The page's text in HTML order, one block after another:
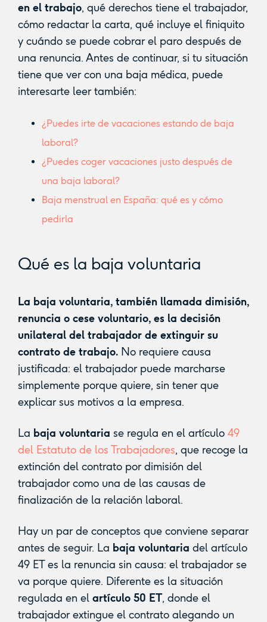
en el trabajo, qué derechos tiene el trabajador,
cómo redactar la carta, qué incluye el finiquito
y cuándo se puede cobrar el paro después de
una renuncia. Antes de continuar, si tu situación
tiene que ver con una baja médica, puede
interesarte leer también:
¿Puedes irte de vacaciones estando de baja
laboral?
¿Puedes coger vacaciones justo después de
una baja laboral?
Baja menstrual en España: qué es y cómo
pedirla
Qué es la baja voluntaria
La baja voluntaria, también llamada dimisión,
renuncia o cese voluntario, es la decisión
unilateral del trabajador de extinguir su
contrato de trabajo.No requiere causa
justificada: el trabajador puede marcharse
simplemente porque quiere, sin tener que
explicar sus motivos a la empresa.
La baja voluntaria se regula en el artículo 49
del Estatuto de los Trabajadores, que recoge la
extinción del contrato por dimisión del
trabajador como una de las causas de
finalización de la relación laboral.
Hay un par de conceptos que conviene separar
antes de seguir. La baja voluntaria del artículo
49 ET es la renuncia sin causa: el trabajador se
va porque quiere. Diferente es la situación
regulada en el artículo 50 ET, donde el
trabajador extingue el contrato alegando un